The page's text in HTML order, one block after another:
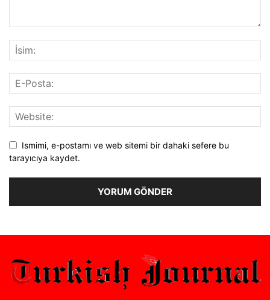
Ismimi, e-postamı ve web sitemi bir dahaki sefere bu
tarayıcıya kaydet.